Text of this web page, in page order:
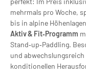
mehrmals pro Woche,
bis in alpine
Aktiv & Fit‑Programm
Stand‑up‑Paddling.
und
konditionellen